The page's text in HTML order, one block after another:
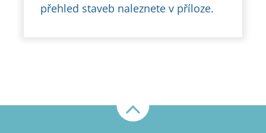
přehled staveb naleznete v příloze.